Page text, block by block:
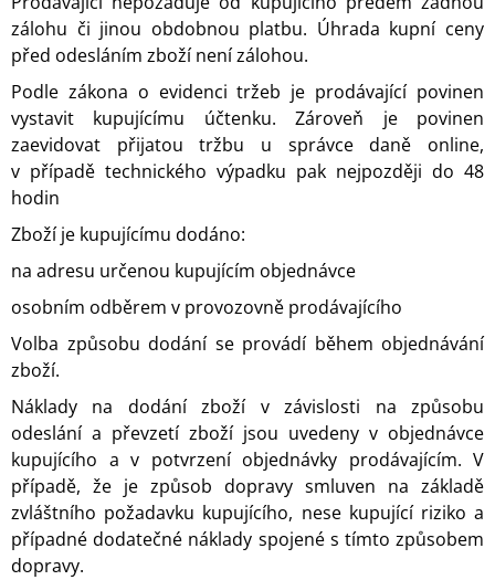
zálohu či jinou obdobnou platbu. Úhrada kupní ceny
před odesláním zboží není zálohou.
Podle zákona o evidenci tržeb je prodávající povinen
vystavit kupujícímu účtenku. Zároveň je povinen
zaevidovat přijatou tržbu u správce daně online,
v případě technického výpadku pak nejpozději do 48
hodin
Zboží je kupujícímu dodáno:
na adresu určenou kupujícím objednávce
osobním odběrem v provozovně prodávajícího
Volba způsobu dodání se provádí během objednávání
zboží.
Náklady na dodání zboží v závislosti na způsobu
odeslání a převzetí zboží jsou uvedeny v objednávce
kupujícího a v potvrzení objednávky prodávajícím. V
případě, že je způsob dopravy smluven na základě
zvláštního požadavku kupujícího, nese kupující riziko a
případné dodatečné náklady spojené s tímto způsobem
dopravy.